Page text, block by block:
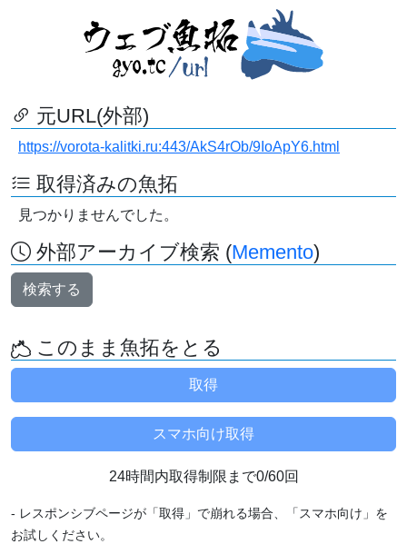
元URL(外部)
https://vorota-kalitki.ru:443/AkS4rOb/9IoApY6.html
取得済みの魚拓
見つかりませんでした。
外部アーカイブ検索 (Memento)
検索する
このまま魚拓をとる
24時間内取得制限まで0/60回
- レスポンシブページが「取得」で崩れる場合、「スマホ向け」を
お試しください。